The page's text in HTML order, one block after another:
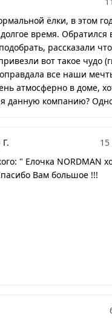
ёлки, в этом
время. Обратился
рассказали
вот такое чудо
все наши
атмосферно в доме,
данную компанию?
" Елочка NORDMAN
Вам большое !!!